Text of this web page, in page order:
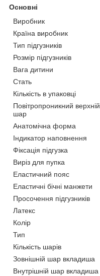
Основні
Виробник
Країна виробник
Тип підгузників
Розмір підгузників
Вага дитини
Стать
Кількість в упаковці
Повітропроникний верхній
шар
Анатомічна форма
Індикатор наповнення
Фіксація підгузка
Виріз для пупка
Еластичний пояс
Еластичні бічні манжети
Просочення підгузників
Латекс
Колір
Тип
Кількість шарів
Зовнішній шар вкладиша
Внутрішній шар вкладиша